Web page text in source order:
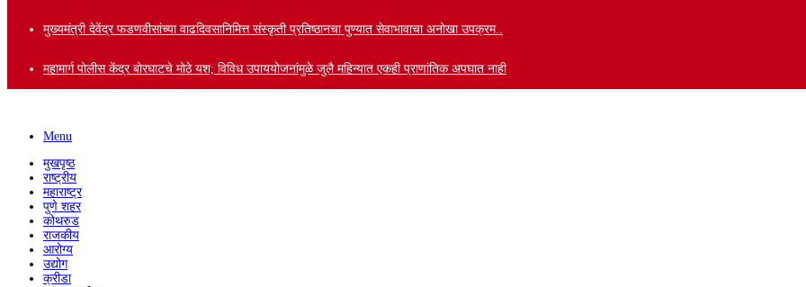
मुख्यमंत्री देवेंद्र फडणवीसांच्या वाढदिवसानिमित्त संस्कृती प्रतिष्ठानचा पुण्यात सेवाभावाचा अनोखा उपक्रम..
महामार्ग पोलीस केंद्र बोरघाटचे मोठे यश; विविध उपाययोजनांमुळे जुलै महिन्यात एकही प्राणांतिक अपघात नाही
Menu
मुखपृष्ठ
राष्ट्रीय
महाराष्ट्र
पुणे शहर
कोथरुड
राजकीय
आरोग्य
उद्योग
क्रीडा